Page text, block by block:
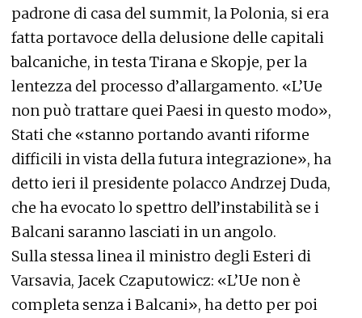
padrone di casa del summit, la Polonia, si era
fatta portavoce della delusione delle capitali
balcaniche, in testa Tirana e Skopje, per la
lentezza del processo d’allargamento. «L’Ue
non può trattare quei Paesi in questo modo»,
Stati che «stanno portando avanti riforme
difficili in vista della futura integrazione», ha
detto ieri il presidente polacco Andrzej Duda,
che ha evocato lo spettro dell’instabilità se i
Balcani saranno lasciati in un angolo.
Sulla stessa linea il ministro degli Esteri di
Varsavia, Jacek Czaputowicz: «L’Ue non è
completa senza i Balcani», ha detto per poi